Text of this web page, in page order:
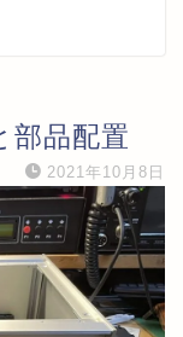
部品配置
2021年10月8日